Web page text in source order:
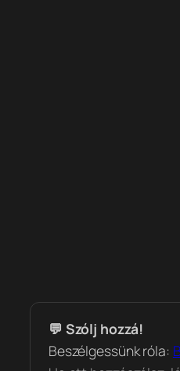
💬 Szólj hozzá!
Beszélgessünk róla: